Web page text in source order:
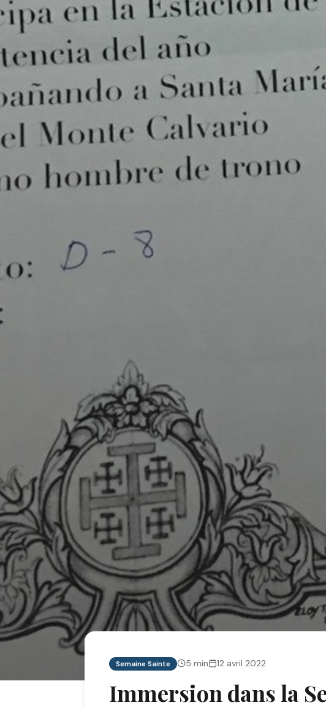
Semaine Sainte 5 min 12 avril 2022
Immersion dans la